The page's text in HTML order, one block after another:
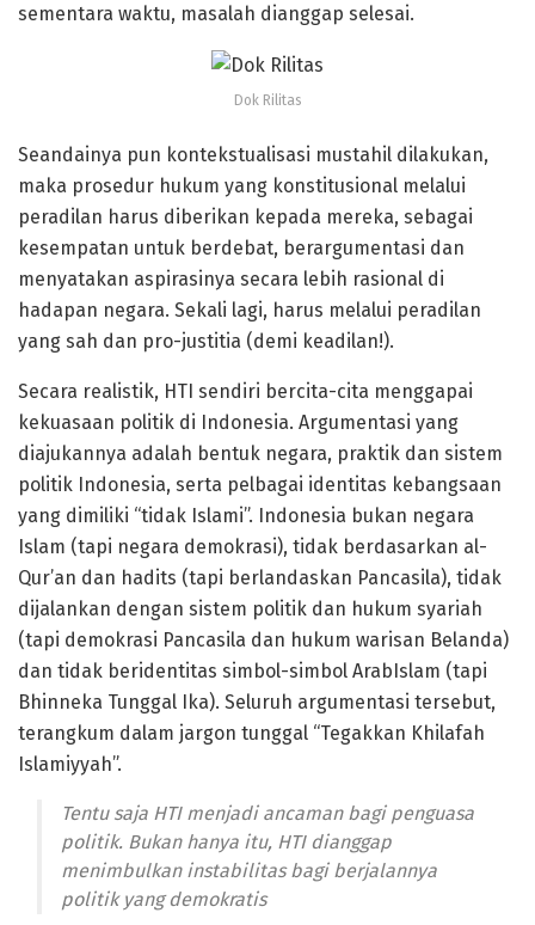
sementara waktu, masalah dianggap selesai.
Dok Rilitas
Seandainya pun kontekstualisasi mustahil dilakukan,
maka prosedur hukum yang konstitusional melalui
peradilan harus diberikan kepada mereka, sebagai
kesempatan untuk berdebat, berargumentasi dan
menyatakan aspirasinya secara lebih rasional di
hadapan negara. Sekali lagi, harus melalui peradilan
yang sah dan pro-justitia (demi keadilan!).
Secara realistik, HTI sendiri bercita-cita menggapai
kekuasaan politik di Indonesia. Argumentasi yang
diajukannya adalah bentuk negara, praktik dan sistem
politik Indonesia, serta pelbagai identitas kebangsaan
yang dimiliki “tidak Islami”. Indonesia bukan negara
Islam (tapi negara demokrasi), tidak berdasarkan al-
Qur’an dan hadits (tapi berlandaskan Pancasila), tidak
dijalankan dengan sistem politik dan hukum syariah
(tapi demokrasi Pancasila dan hukum warisan Belanda)
dan tidak beridentitas simbol-simbol ArabIslam (tapi
Bhinneka Tunggal Ika). Seluruh argumentasi tersebut,
terangkum dalam jargon tunggal “Tegakkan Khilafah
Islamiyyah”.
Tentu saja HTI menjadi ancaman bagi penguasa
politik. Bukan hanya itu, HTI dianggap
menimbulkan instabilitas bagi berjalannya
politik yang demokratis